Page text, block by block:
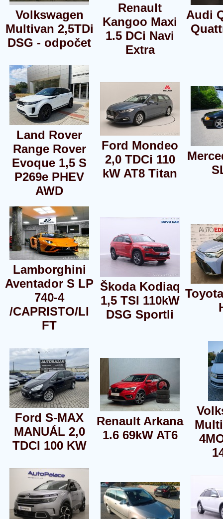
Volkswagen
Multivan 2,5TDi
DSG - odpočet
Renault
Kangoo Maxi
1.5 DCi Navi
Extra
Audi
Land Rover
Range Rover
Evoque 1,5 S
P269e PHEV
AWD
Ford Mondeo
2,0 TDCi 110
kW AT8 Titan
Lamborghini
Aventador S LP
740-4
/CAPRISTO/LI
FT
Škoda Kodiaq
1,5 TSI 110kW
DSG Sportli
Ford S-MAX
MANUÁL 2,0
TDCI 100 KW
Renault Arkana
1.6 69kW AT6